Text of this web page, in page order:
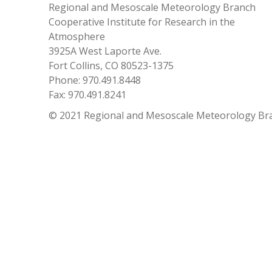
Regional and Mesoscale Meteorology Branch
Cooperative Institute for Research in the
Atmosphere
3925A West Laporte Ave.
Fort Collins, CO 80523-1375
Phone: 970.491.8448
Fax: 970.491.8241
© 2021 Regional and Mesoscale Meteorology